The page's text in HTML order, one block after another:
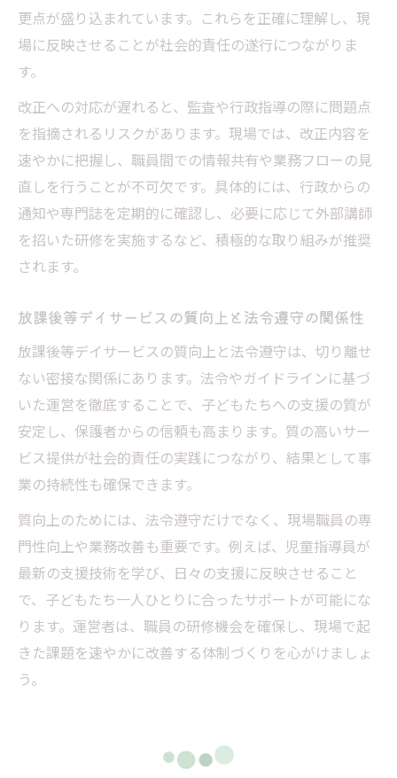
更点が盛り込まれています。これらを正確に理解し、現
場に反映させることが社会的責任の遂行につながりま
す。
改正への対応が遅れると、監査や行政指導の際に問題点
を指摘されるリスクがあります。現場では、改正内容を
速やかに把握し、職員間での情報共有や業務フローの見
直しを行うことが不可欠です。具体的には、行政からの
通知や専門誌を定期的に確認し、必要に応じて外部講師
を招いた研修を実施するなど、積極的な取り組みが推奨
されます。
放課後等デイサービスの質向上と法令遵守の関係性
放課後等デイサービスの質向上と法令遵守は、切り離せ
ない密接な関係にあります。法令やガイドラインに基づ
いた運営を徹底することで、子どもたちへの支援の質が
安定し、保護者からの信頼も高まります。質の高いサー
ビス提供が社会的責任の実践につながり、結果として事
業の持続性も確保できます。
質向上のためには、法令遵守だけでなく、現場職員の専
門性向上や業務改善も重要です。例えば、児童指導員が
最新の支援技術を学び、日々の支援に反映させること
で、子どもたち一人ひとりに合ったサポートが可能にな
ります。運営者は、職員の研修機会を確保し、現場で起
きた課題を速やかに改善する体制づくりを心がけましょ
う。